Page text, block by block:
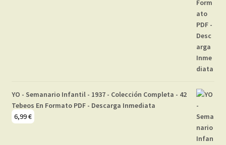
YO - Semanario Infantil - 1937 - Colección Completa - 42
Tebeos En Formato PDF - Descarga Inmediata
6,99€